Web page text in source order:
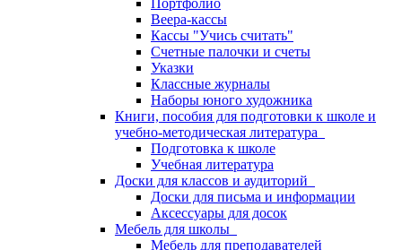
Портфолио
Веера-кассы
Кассы "Учись считать"
Счетные палочки и счеты
Указки
Классные журналы
Наборы юного художника
Книги, пособия для подготовки к школе и
учебно-методическая литература
Подготовка к школе
Учебная литература
Доски для классов и аудиторий
Доски для письма и информации
Аксессуары для досок
Мебель для школы
Мебель для преподавателей